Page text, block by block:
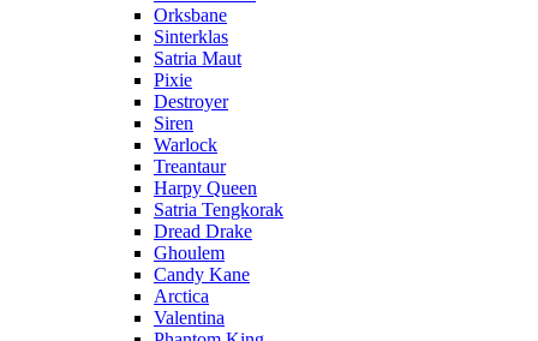
Orksbane
Sinterklas
Satria Maut
Pixie
Destroyer
Siren
Warlock
Treantaur
Harpy Queen
Satria Tengkorak
Dread Drake
Ghoulem
Candy Kane
Arctica
Valentina